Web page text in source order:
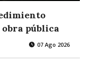
pública
07 Ago 2026